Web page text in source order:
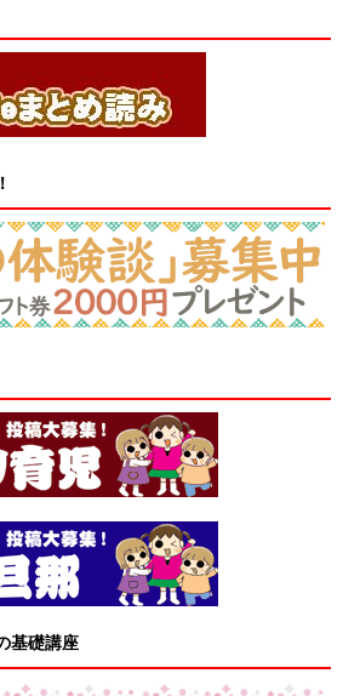
基礎講座